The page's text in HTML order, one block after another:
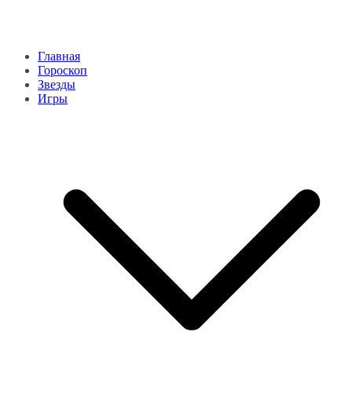
Главная
Гороскоп
Звезды
Игры